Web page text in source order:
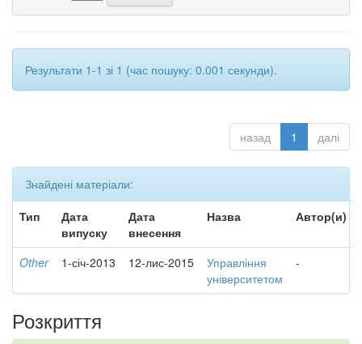
Результати 1-1 зі 1 (час пошуку: 0.001 секунди).
назад 1 далі
Знайдені матеріали:
Тип
Дата
випуску
Дата
внесення
Назва Автор(и)
Other 1-січ-2013 12-лис-2015
Управління
університетом
-
Розкриття